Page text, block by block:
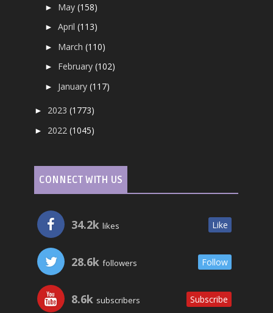
► May(158)
►April(113)
► March(110)
► February(102)
► January(117)
► 2023(1773)
► 2022(1045)
CONNECT WITH US
34.2k likes Like
28.6k followers Follow
8.6k subscribers Subscribe